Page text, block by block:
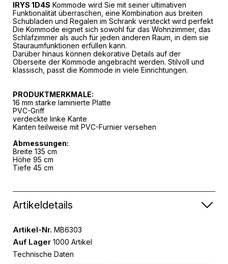
IRYS 1D4S Kommode wird Sie mit seiner ultimativen
Funktionalität überraschen, eine Kombination aus breiten
Schubladen und Regalen im Schrank versteckt wird perfekt
Die Kommode eignet sich sowohl für das Wohnzimmer, das
Schlafzimmer als auch für jeden anderen Raum, in dem sie
Stauraumfunktionen erfüllen kann.
Darüber hinaus können dekorative Details auf der
Oberseite der Kommode angebracht werden. Stilvoll und
klassisch, passt die Kommode in viele Einrichtungen.
PRODUKTMERKMALE:
16 mm starke laminierte Platte
PVC-Griff
verdeckte linke Kante
Kanten teilweise mit PVC-Furnier versehen
Abmessungen:
Breite 135 cm
Höhe 95 cm
Tiefe 45 cm
Artikeldetails
Artikel-Nr. MB6303
Auf Lager 1000 Artikel
Technische Daten